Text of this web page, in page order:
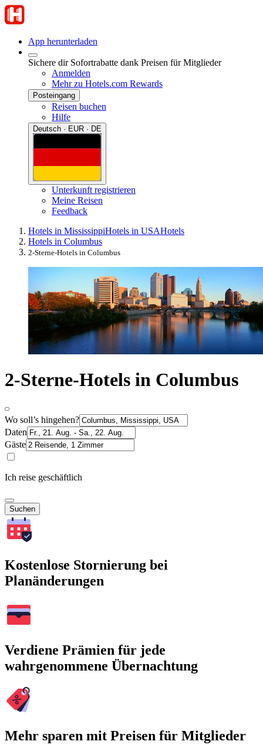
App herunterladen
Sichere dir Sofortrabatte dank Preisen für Mitglieder
Anmelden
Mehr zu Hotels.com Rewards
Posteingang
Reisen buchen
Hilfe
Deutsch · EUR · DE
Unterkunft registrieren
Meine Reisen
Feedback
Hotels in MississippiHotels in USAHotels
Hotels in Columbus
2-Sterne-Hotels in Columbus
2-Sterne-Hotels in Columbus
Wo soll’s hingehen?
Daten
Gäste
Ich reise geschäftlich
Suchen
Kostenlose Stornierung bei
Planänderungen
Verdiene Prämien für jede
wahrgenommene Übernachtung
Mehr sparen mit Preisen für Mitglieder